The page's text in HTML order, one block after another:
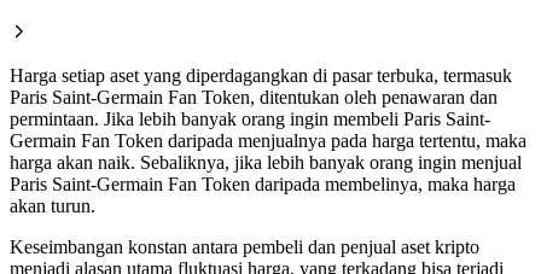
Harga setiap aset yang diperdagangkan di pasar terbuka, termasuk
Paris Saint-Germain Fan Token, ditentukan oleh penawaran dan
permintaan. Jika lebih banyak orang ingin membeli Paris Saint-
Germain Fan Token daripada menjualnya pada harga tertentu, maka
harga akan naik. Sebaliknya, jika lebih banyak orang ingin menjual
Paris Saint-Germain Fan Token daripada membelinya, maka harga
akan turun.
Keseimbangan konstan antara pembeli dan penjual aset kripto
menjadi alasan utama fluktuasi harga, yang terkadang bisa terjadi